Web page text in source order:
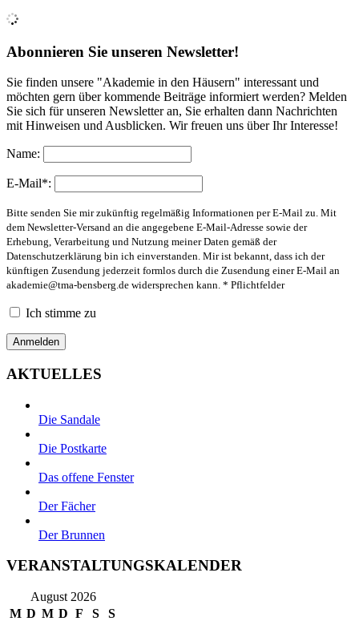
Abonnieren Sie unseren Newsletter!
Sie finden unsere "Akademie in den Häusern" interessant und
möchten gern über kommende Beiträge informiert werden? Melden
Sie sich für unseren Newsletter an, Sie erhalten dann Nachrichten
mit Hinweisen und Ausblicken. Wir freuen uns über Ihr Interesse!
Name:
E-Mail*:
Bitte senden Sie mir zukünftig regelmäßig Informationen per E-Mail zu. Mit
dem Newsletter-Versand an die angegebene E-Mail-Adresse sowie der
Erhebung, Verarbeitung und Nutzung meiner Daten gemäß der
Datenschutzerklärung bin ich einverstanden. Mir ist bekannt, dass ich der
künftigen Zusendung jederzeit formlos durch die Zusendung einer E-Mail an
akademie@tma-bensberg.de widersprechen kann. * Pflichtfelder
Ich stimme zu
AKTUELLES
Die Sandale
Die Postkarte
Das offene Fenster
Der Fächer
Der Brunnen
VERANSTALTUNGSKALENDER
August 2026
M D M D F S S